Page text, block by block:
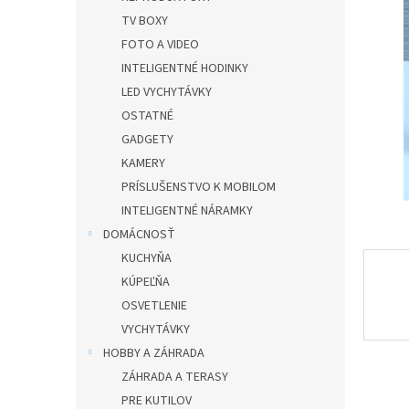
TV BOXY
FOTO A VIDEO
INTELIGENTNÉ HODINKY
LED VYCHYTÁVKY
OSTATNÉ
GADGETY
KAMERY
PRÍSLUŠENSTVO K MOBILOM
INTELIGENTNÉ NÁRAMKY
DOMÁCNOSŤ
KUCHYŇA
KÚPEĽŇA
OSVETLENIE
VYCHYTÁVKY
HOBBY A ZÁHRADA
ZÁHRADA A TERASY
PRE KUTILOV